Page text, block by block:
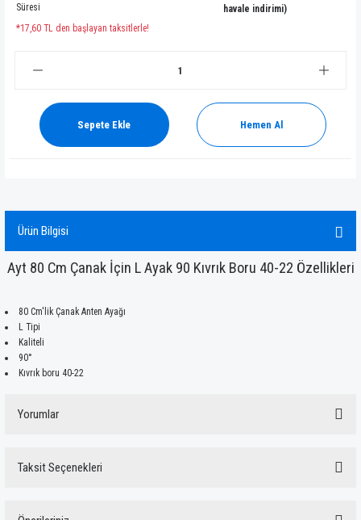
Süresi
havale indirimi)
*17,60 TL den başlayan taksitlerle!
Sepete Ekle Hemen Al
Ürün Bilgisi
Ayt 80 Cm Çanak İçin L Ayak 90 Kıvrık Boru 40-22 Özellikleri
80 Cm'lik Çanak Anten Ayağı
L Tipi
Kaliteli
90°
Kıvrık boru 40-22
Yorumlar
Taksit Seçenekleri